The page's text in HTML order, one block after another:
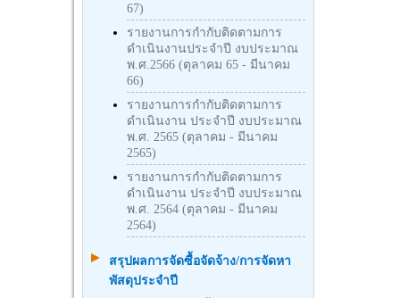
67)
รายงานการกำกับติดตามการ
ดำเนินงานประจำปี งบประมาณ
พ.ศ.2566 (ตุลาคม 65 - มีนาคม
66)
รายงานการกำกับติดตามการ
ดำเนินงาน ประจำปี งบประมาณ
พ.ศ. 2565 (ตุลาคม - มีนาคม
2565)
รายงานการกำกับติดตามการ
ดำเนินงาน ประจำปี งบประมาณ
พ.ศ. 2564 (ตุลาคม - มีนาคม
2564)
สรุปผลการจัดซื้อจัดจ้าง/การจัดหา
พัสดุประจำปี